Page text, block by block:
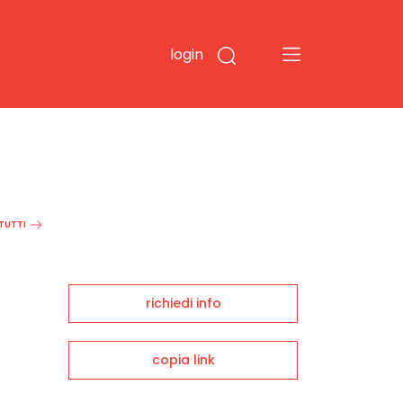
login
richiedi info
copia link